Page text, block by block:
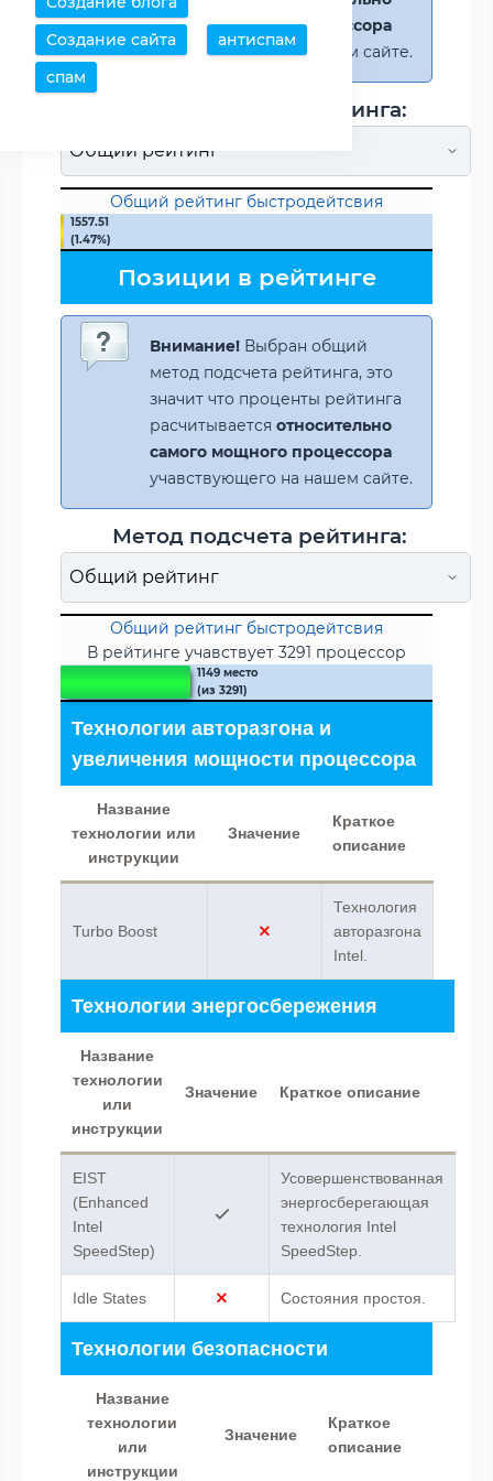
Создание сайта
антиспам
спам
самого мощного процессора
учавствующего на нашем сайте.
Метод подсчета рейтинга:
Общий рейтинг быстродейтсвия
1557.51
(1.47%)
Позиции в рейтинге
Внимание! Выбран общий
метод подсчета рейтинга, это
значит что проценты рейтинга
расчитывается относительно
самого мощного процессора
учавствующего на нашем сайте.
Метод подсчета рейтинга:
Общий рейтинг быстродейтсвия
В рейтинге учавствует 3291 процессор
1149 место
(из 3291)
Технологии авторазгона и
увеличения мощности процессора
Название
технологии или
инструкции
Значение
Краткое
описание
Turbo Boost
Технология
авторазгона
Intel.
Технологии энергосбережения
Название
технологии
или
инструкции
Значение Краткое описание
EIST
(Enhanced
Intel
SpeedStep)
Усовершенствованная
энергосберегающая
технология Intel
SpeedStep.
Idle States Состояния простоя.
Технологии безопасности
Название
технологии
или
инструкции
Значение
Краткое
описание